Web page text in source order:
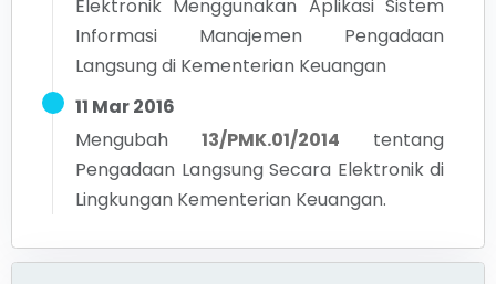
Elektronik Menggunakan Aplikasi Sistem
Informasi Manajemen Pengadaan
Langsung di Kementerian Keuangan
11 Mar 2016
Mengubah
13/PMK.01/2014
tentang
Pengadaan Langsung Secara Elektronik di
Lingkungan Kementerian Keuangan.